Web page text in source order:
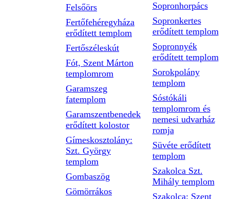
Felsőörs
Fertőfehéregyháza
erődített templom
Fertőszéleskút
Fót, Szent Márton
templomrom
Garamszeg
fatemplom
Garamszentbenedek
erődített kolostor
Gímeskosztolány:
Szt. György
templom
Gombaszög
Gömörrákos
Sopronhorpács
Sopronkertes
erődített templom
Sopronnyék
erődített templom
Sorokpolány
templom
Sóstókáli
templomrom és
nemesi udvarház
romja
Süvéte erődített
templom
Szakolca Szt.
Mihály templom
Szakolca: Szent